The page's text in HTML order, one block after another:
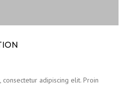
adipiscing elit. Proin